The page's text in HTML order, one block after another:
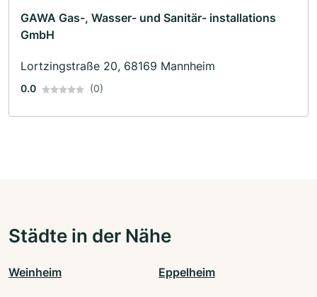
GAWA Gas-, Wasser- und Sanitär- installations
GmbH
Lortzingstraße 20, 68169 Mannheim
0.0 (0)
Städte in der Nähe
Weinheim Eppelheim